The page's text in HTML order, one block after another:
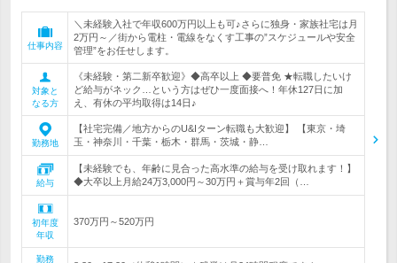
仕事内容
＼未経験入社で年収600万円以上も可♪さらに独身・家族社宅は月
2万円～／街から電柱・電線をなくす工事の”スケジュールや安全
管理”をお任せします。
対象と
なる方
《未経験・第二新卒歓迎》◆高卒以上 ◆要普免 ★転職したいけ
ど給与がネック…という方はぜひ一度面接へ！年休127日に加
え、有休の平均取得は14日♪
勤務地
【社宅完備／地方からのU&Iターン転職も大歓迎】 【東京・埼
玉・神奈川・千葉・栃木・群馬・茨城・静…
給与
【未経験でも、年齢に見合った高水準の給与を受け取れます！】
◆大卒以上月給24万3,000円～30万円＋賞与年2回（…
初年度
年収
370万円～520万円
勤務